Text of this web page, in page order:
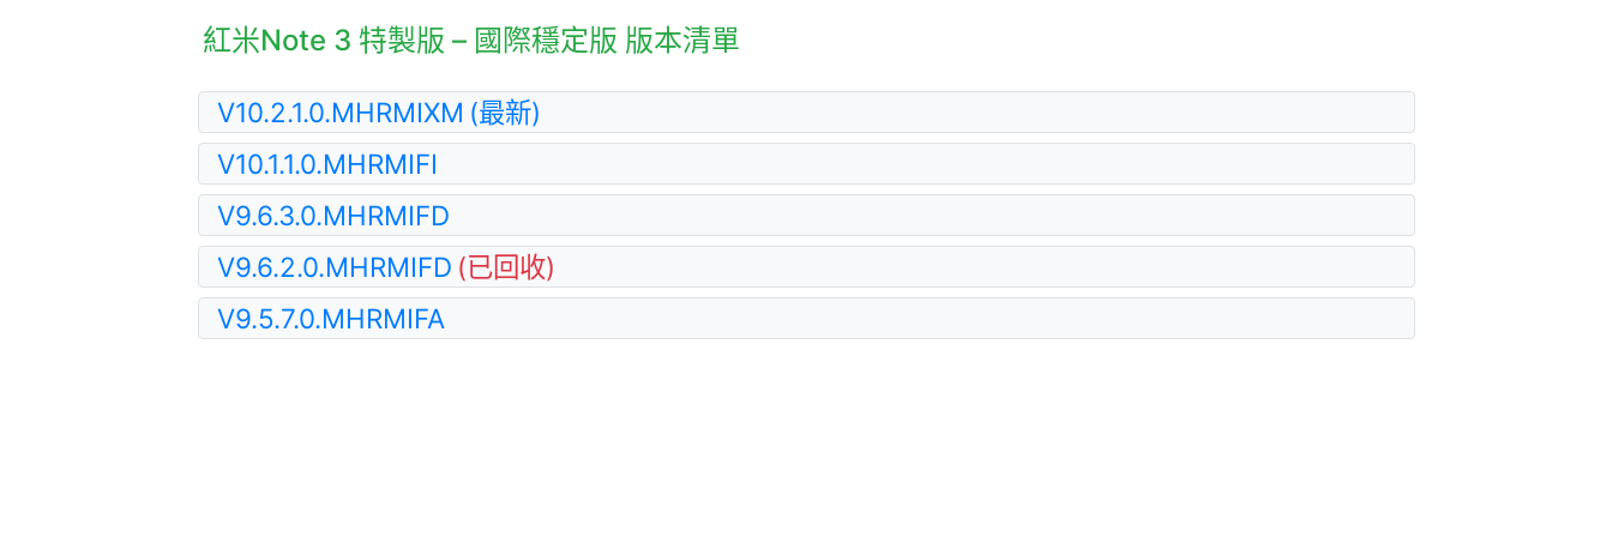
紅米Note 3 特製版 – 國際穩定版 版本清單
V10.2.1.0.MHRMIXM (最新)
V10.1.1.0.MHRMIFI
V9.6.3.0.MHRMIFD
V9.6.2.0.MHRMIFD (已回收)
V9.5.7.0.MHRMIFA